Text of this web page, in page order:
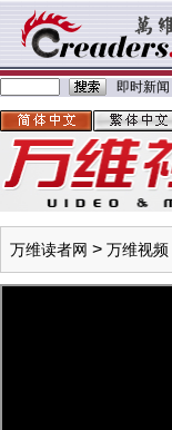
即时新闻
万维读者网 > 万维视频